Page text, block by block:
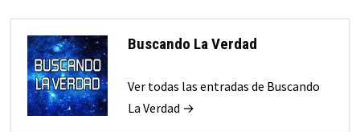
Buscando La Verdad
Ver todas las entradas de Buscando
La Verdad →